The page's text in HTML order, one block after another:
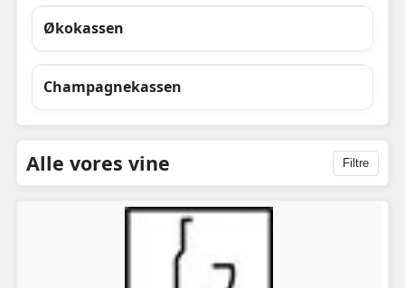
Økokassen
Champagnekassen
Alle vores vine Filtre